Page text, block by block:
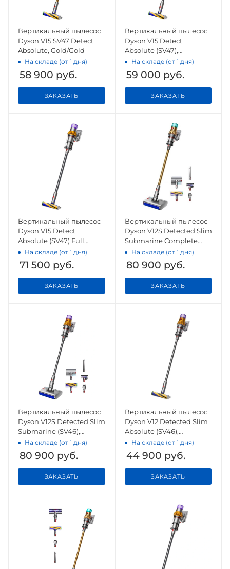
Вертикальный пылесос
Dyson V15 SV47 Detect
Absolute, Gold/Gold
На складе (от 1 дня)
58 900 руб.
ЗАКАЗАТЬ
Вертикальный пылесос
Dyson V15 Detect
Absolute (SV47),
Yellow/Nickel
На складе (от 1 дня)
59 000 руб.
ЗАКАЗАТЬ
Вертикальный пылесос
Dyson V15 Detect
Absolute (SV47) Full
Complete, Yellow/Nickel
На складе (от 1 дня)
71 500 руб.
ЗАКАЗАТЬ
Вертикальный пылесос
Dyson V12S Detected Slim
Submarine Complete
(SV46), Gold/Gold
На складе (от 1 дня)
80 900 руб.
ЗАКАЗАТЬ
Вертикальный пылесос
Dyson V12S Detected Slim
Submarine (SV46),
Yellow/Nickel
На складе (от 1 дня)
80 900 руб.
ЗАКАЗАТЬ
Вертикальный пылесос
Dyson V12 Detected Slim
Absolute (SV46),
Yellow/Nickel
На складе (от 1 дня)
44 900 руб.
ЗАКАЗАТЬ